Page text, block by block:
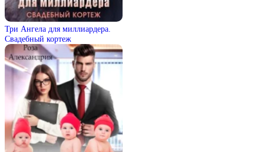
Три Ангела для миллиардера.
Свадебный кортеж